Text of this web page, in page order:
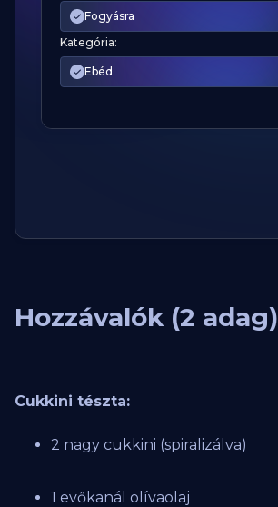
Fogyásra
Kategória:
Ebéd
Hozzávalók (2 adag)
Cukkini tészta:
2 nagy cukkini (spiralizálva)
1 evőkanál olívaolaj